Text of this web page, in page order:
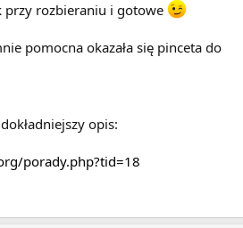
rozbieraniu i gotowe
pomocna okazała się pinceta do
opis:
porady.php?tid=18